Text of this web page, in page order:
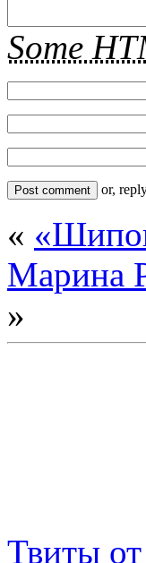
Some
or,
«
Марина
»
Твиты от